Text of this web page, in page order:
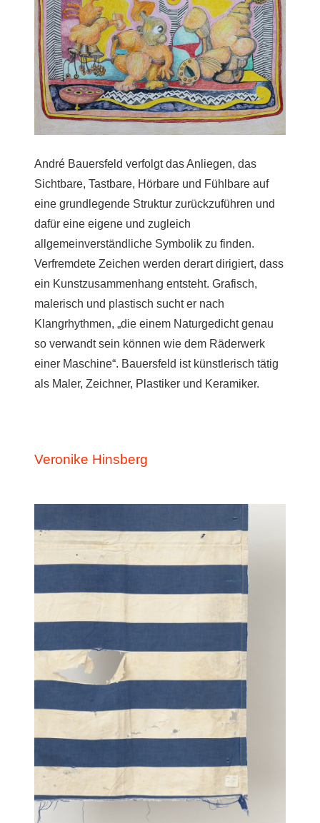
André Bauersfeld verfolgt das Anliegen, das
Sichtbare, Tastbare, Hörbare und Fühlbare auf
eine grundlegende Struktur zurückzuführen und
dafür eine eigene und zugleich
allgemeinverständliche Symbolik zu finden.
Verfremdete Zeichen werden derart dirigiert, dass
ein Kunstzusammenhang entsteht. Grafisch,
malerisch und plastisch sucht er nach
Klangrhythmen, „die einem Naturgedicht genau
so verwandt sein können wie dem Räderwerk
einer Maschine“. Bauersfeld ist künstlerisch tätig
als Maler, Zeichner, Plastiker und Keramiker.
Veronike Hinsberg